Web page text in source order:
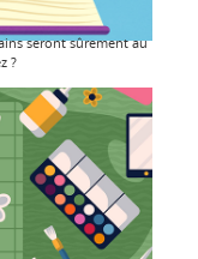
seront sûrement au
?